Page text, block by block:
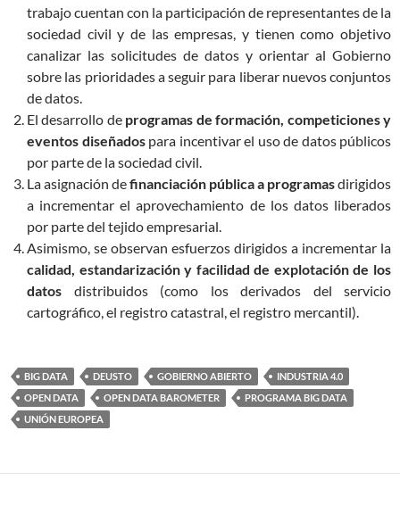
trabajo cuentan con la participación de representantes de la
sociedad civil y de las empresas, y tienen como objetivo
canalizar las solicitudes de datos y orientar al Gobierno
sobre las prioridades a seguir para liberar nuevos conjuntos
de datos.
El desarrollo de programas de formación, competiciones y
eventos diseñadospara incentivar el uso de datos públicos
por parte de la sociedad civil.
La asignación definanciación pública a programasdirigidos
a incrementar el aprovechamiento de los datos liberados
por parte del tejido empresarial.
Asimismo, se observan esfuerzos dirigidos a incrementar la
calidad, estandarización y facilidad de explotación de los
datos distribuidos (como los derivados del servicio
cartográfico, el registro catastral, el registro mercantil).
BIG DATA DEUSTO GOBIERNO ABIERTO
INDUSTRIA 4.0
OPEN DATA
OPEN DATA BAROMETER
PROGRAMA BIG DATA
UNIÓN EUROPEA